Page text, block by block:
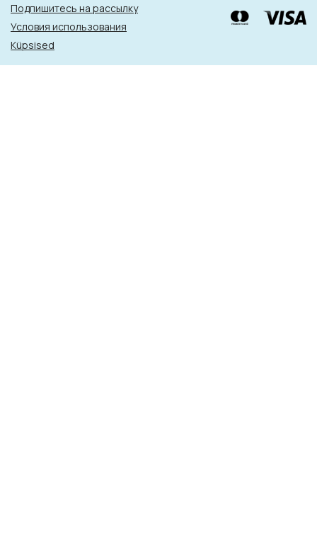
Подпишитесь на рассылку
Условия использования
Küpsised